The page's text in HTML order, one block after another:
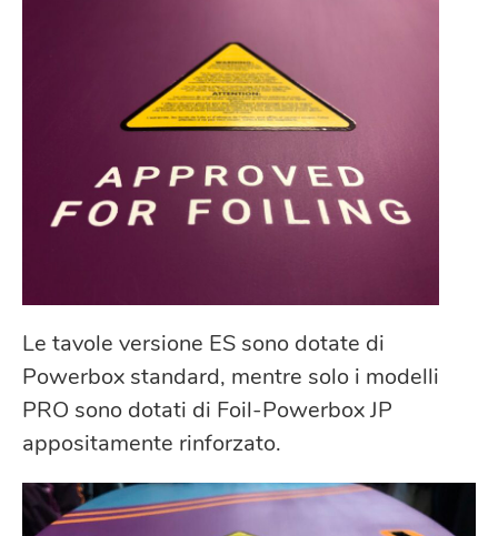
Le tavole versione ES sono dotate di
Powerbox standard, mentre solo i modelli
PRO sono dotati di Foil-Powerbox JP
appositamente rinforzato.